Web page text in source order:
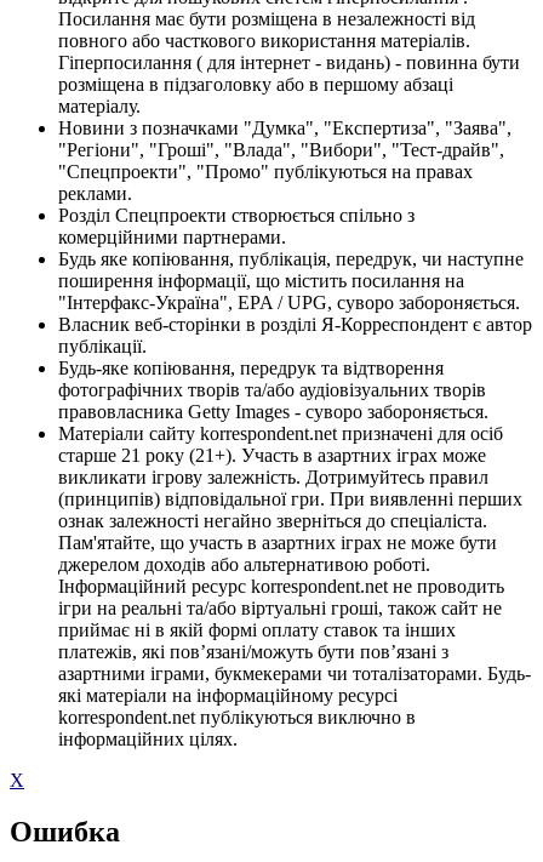
Посилання має бути розміщена в незалежності від
повного або часткового використання матеріалів.
Гіперпосилання ( для інтернет - видань) - повинна бути
розміщена в підзаголовку або в першому абзаці
матеріалу.
Новини з позначками "Думка", "Експертиза", "Заява",
"Регіони", "Гроші", "Влада", "Вибори", "Тест-драйв",
"Спецпроекти", "Промо" публікуються на правах
реклами.
Розділ Спецпроекти створюється спільно з
комерційними партнерами.
Будь яке копіювання, публікація, передрук, чи наступне
поширення інформації, що містить посилання на
"Інтерфакс-Україна", EPA / UPG, суворо забороняється.
Власник веб-сторінки в розділі Я-Корреспондент є автор
публікації.
Будь-яке копіювання, передрук та відтворення
фотографічних творів та/або аудіовізуальних творів
правовласника Getty Images - суворо забороняється.
Матеріали сайту korrespondent.net призначені для осіб
старше 21 року (21+). Участь в азартних іграх може
викликати ігрову залежність. Дотримуйтесь правил
(принципів) відповідальної гри. При виявленні перших
ознак залежності негайно зверніться до спеціаліста.
Пам'ятайте, що участь в азартних іграх не може бути
джерелом доходів або альтернативою роботі.
Інформаційний ресурс korrespondent.net не проводить
ігри на реальні та/або віртуальні гроші, також сайт не
приймає ні в якій формі оплату ставок та інших
платежів, які пов’язані/можуть бути пов’язані з
азартними іграми, букмекерами чи тоталізаторами. Будь-
які матеріали на інформаційному ресурсі
korrespondent.net публікуються виключно в
інформаційних цілях.
X
Ошибка